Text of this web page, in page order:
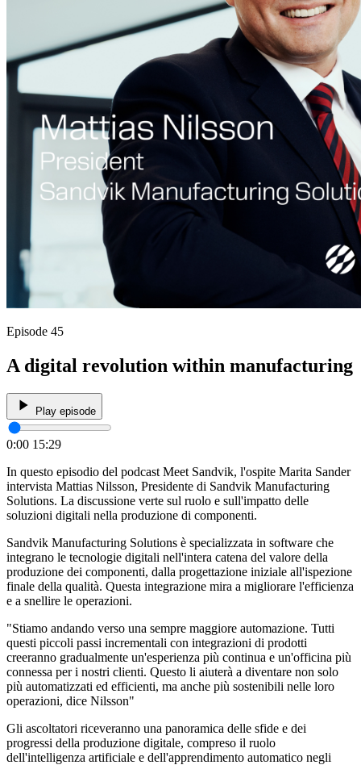
Episode 45
A digital revolution within manufacturing
Play episode
0:00 15:29
In questo episodio del podcast Meet Sandvik, l'ospite Marita Sander
intervista Mattias Nilsson, Presidente di Sandvik Manufacturing
Solutions. La discussione verte sul ruolo e sull'impatto delle
soluzioni digitali nella produzione di componenti.
Sandvik Manufacturing Solutions è specializzata in software che
integrano le tecnologie digitali nell'intera catena del valore della
produzione dei componenti, dalla progettazione iniziale all'ispezione
finale della qualità. Questa integrazione mira a migliorare l'efficienza
e a snellire le operazioni.
"Stiamo andando verso una sempre maggiore automazione. Tutti
questi piccoli passi incrementali con integrazioni di prodotti
creeranno gradualmente un'esperienza più continua e un'officina più
connessa per i nostri clienti. Questo li aiuterà a diventare non solo
più automatizzati ed efficienti, ma anche più sostenibili nelle loro
operazioni, dice Nilsson"
Gli ascoltatori riceveranno una panoramica delle sfide e dei
progressi della produzione digitale, compreso il ruolo
dell'intelligenza artificiale e dell'apprendimento automatico negli